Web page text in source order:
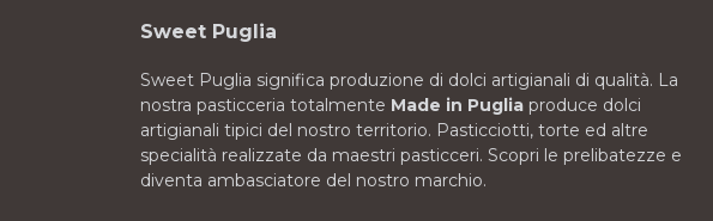
Sweet Puglia
Sweet Puglia significa produzione di dolci artigianali di qualità. La
nostra pasticceria totalmente Made in Puglia produce dolci
artigianali tipici del nostro territorio. Pasticciotti, torte ed altre
specialità realizzate da maestri pasticceri. Scopri le prelibatezze e
diventa ambasciatore del nostro marchio.